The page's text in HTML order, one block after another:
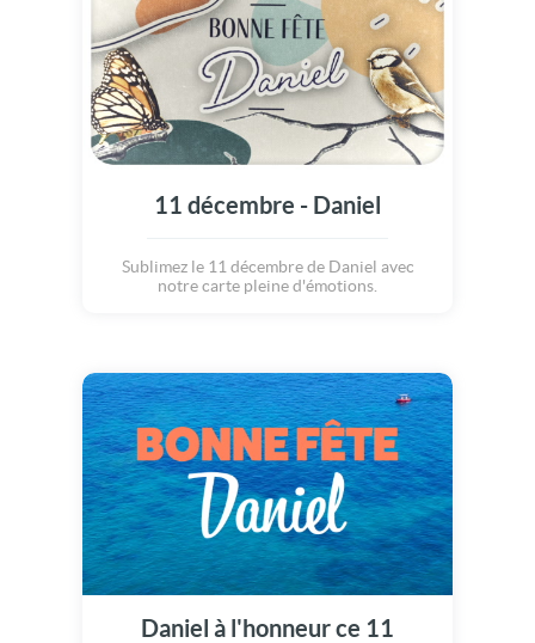
11 décembre - Daniel
Sublimez le 11 décembre de Daniel avec
notre carte pleine d'émotions.
Daniel à l'honneur ce 11